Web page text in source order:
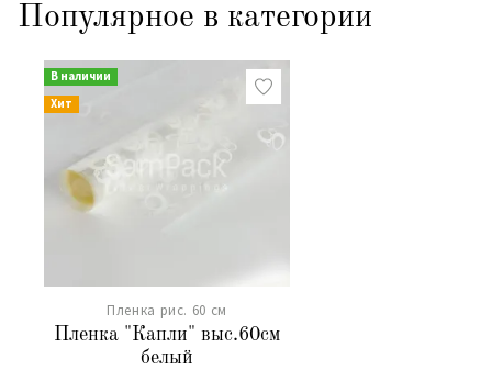
Популярное в категории
В наличии
Хит
Пленка рис. 60 см
Пленка "Капли" выс.60см
белый